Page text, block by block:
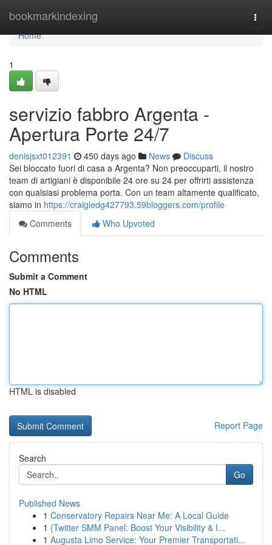
bookmarkindexing
Home
Home
1
servizio fabbro Argenta -
Apertura Porte 24/7
denisjsxt012391 450 days ago News
Discuss
Sei bloccato fuori di casa a Argenta? Non preoccuparti, il nostro
team di artigiani è disponibile 24 ore su 24 per offrirti assistenza
con qualsiasi problema porta. Con un team altamente qualificato,
siamo in https://craigledg427793.59bloggers.com/profile
Comments
Who Upvoted
Comments
Submit a Comment
No HTML
HTML is disabled
Report Page
Search
Go
Published News
1 Conservatory Repairs Near Me: A Local Guide
1 {Twitter SMM Panel: Boost Your Visibility & I...
1 Augusta Limo Service: Your Premier Transportati...